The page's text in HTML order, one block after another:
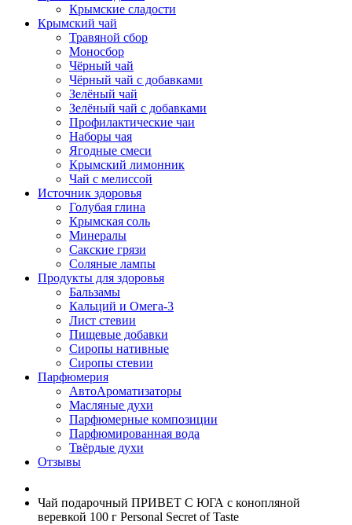
Крымские сладости
Крымский чай
Травяной сбор
Моносбор
Чёрный чай
Чёрный чай с добавками
Зелёный чай
Зелёный чай с добавками
Профилактические чаи
Наборы чая
Ягодные смеси
Крымский лимонник
Чай с мелиссой
Источник здоровья
Голубая глина
Крымская соль
Минералы
Сакские грязи
Соляные лампы
Продукты для здоровья
Бальзамы
Кальций и Омега-3
Лист стевии
Пищевые добавки
Сиропы нативные
Сиропы стевии
Парфюмерия
АвтоАроматизаторы
Масляные духи
Парфюмерные композиции
Парфюмированная вода
Твёрдые духи
Отзывы
Чай подарочный ПРИВЕТ С ЮГА с конопляной
веревкой 100 г Personal Secret of Taste